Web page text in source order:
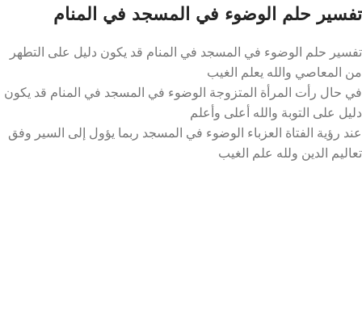
تفسير حلم الوضوء في المسجد في المنام
تفسير حلم الوضوء في المسجد في المنام قد يكون دليل على التطهر
من المعاصي والله يعلم الغيب
في حال رأت المرأة المتزوجة الوضوء في المسجد في المنام قد يكون
دليل على التوبة والله أعلى وأعلم
عند رؤية الفتاة العزباء الوضوء في المسجد ربما يؤول إلى السير وفق
تعاليم الدين ولله علم الغيب